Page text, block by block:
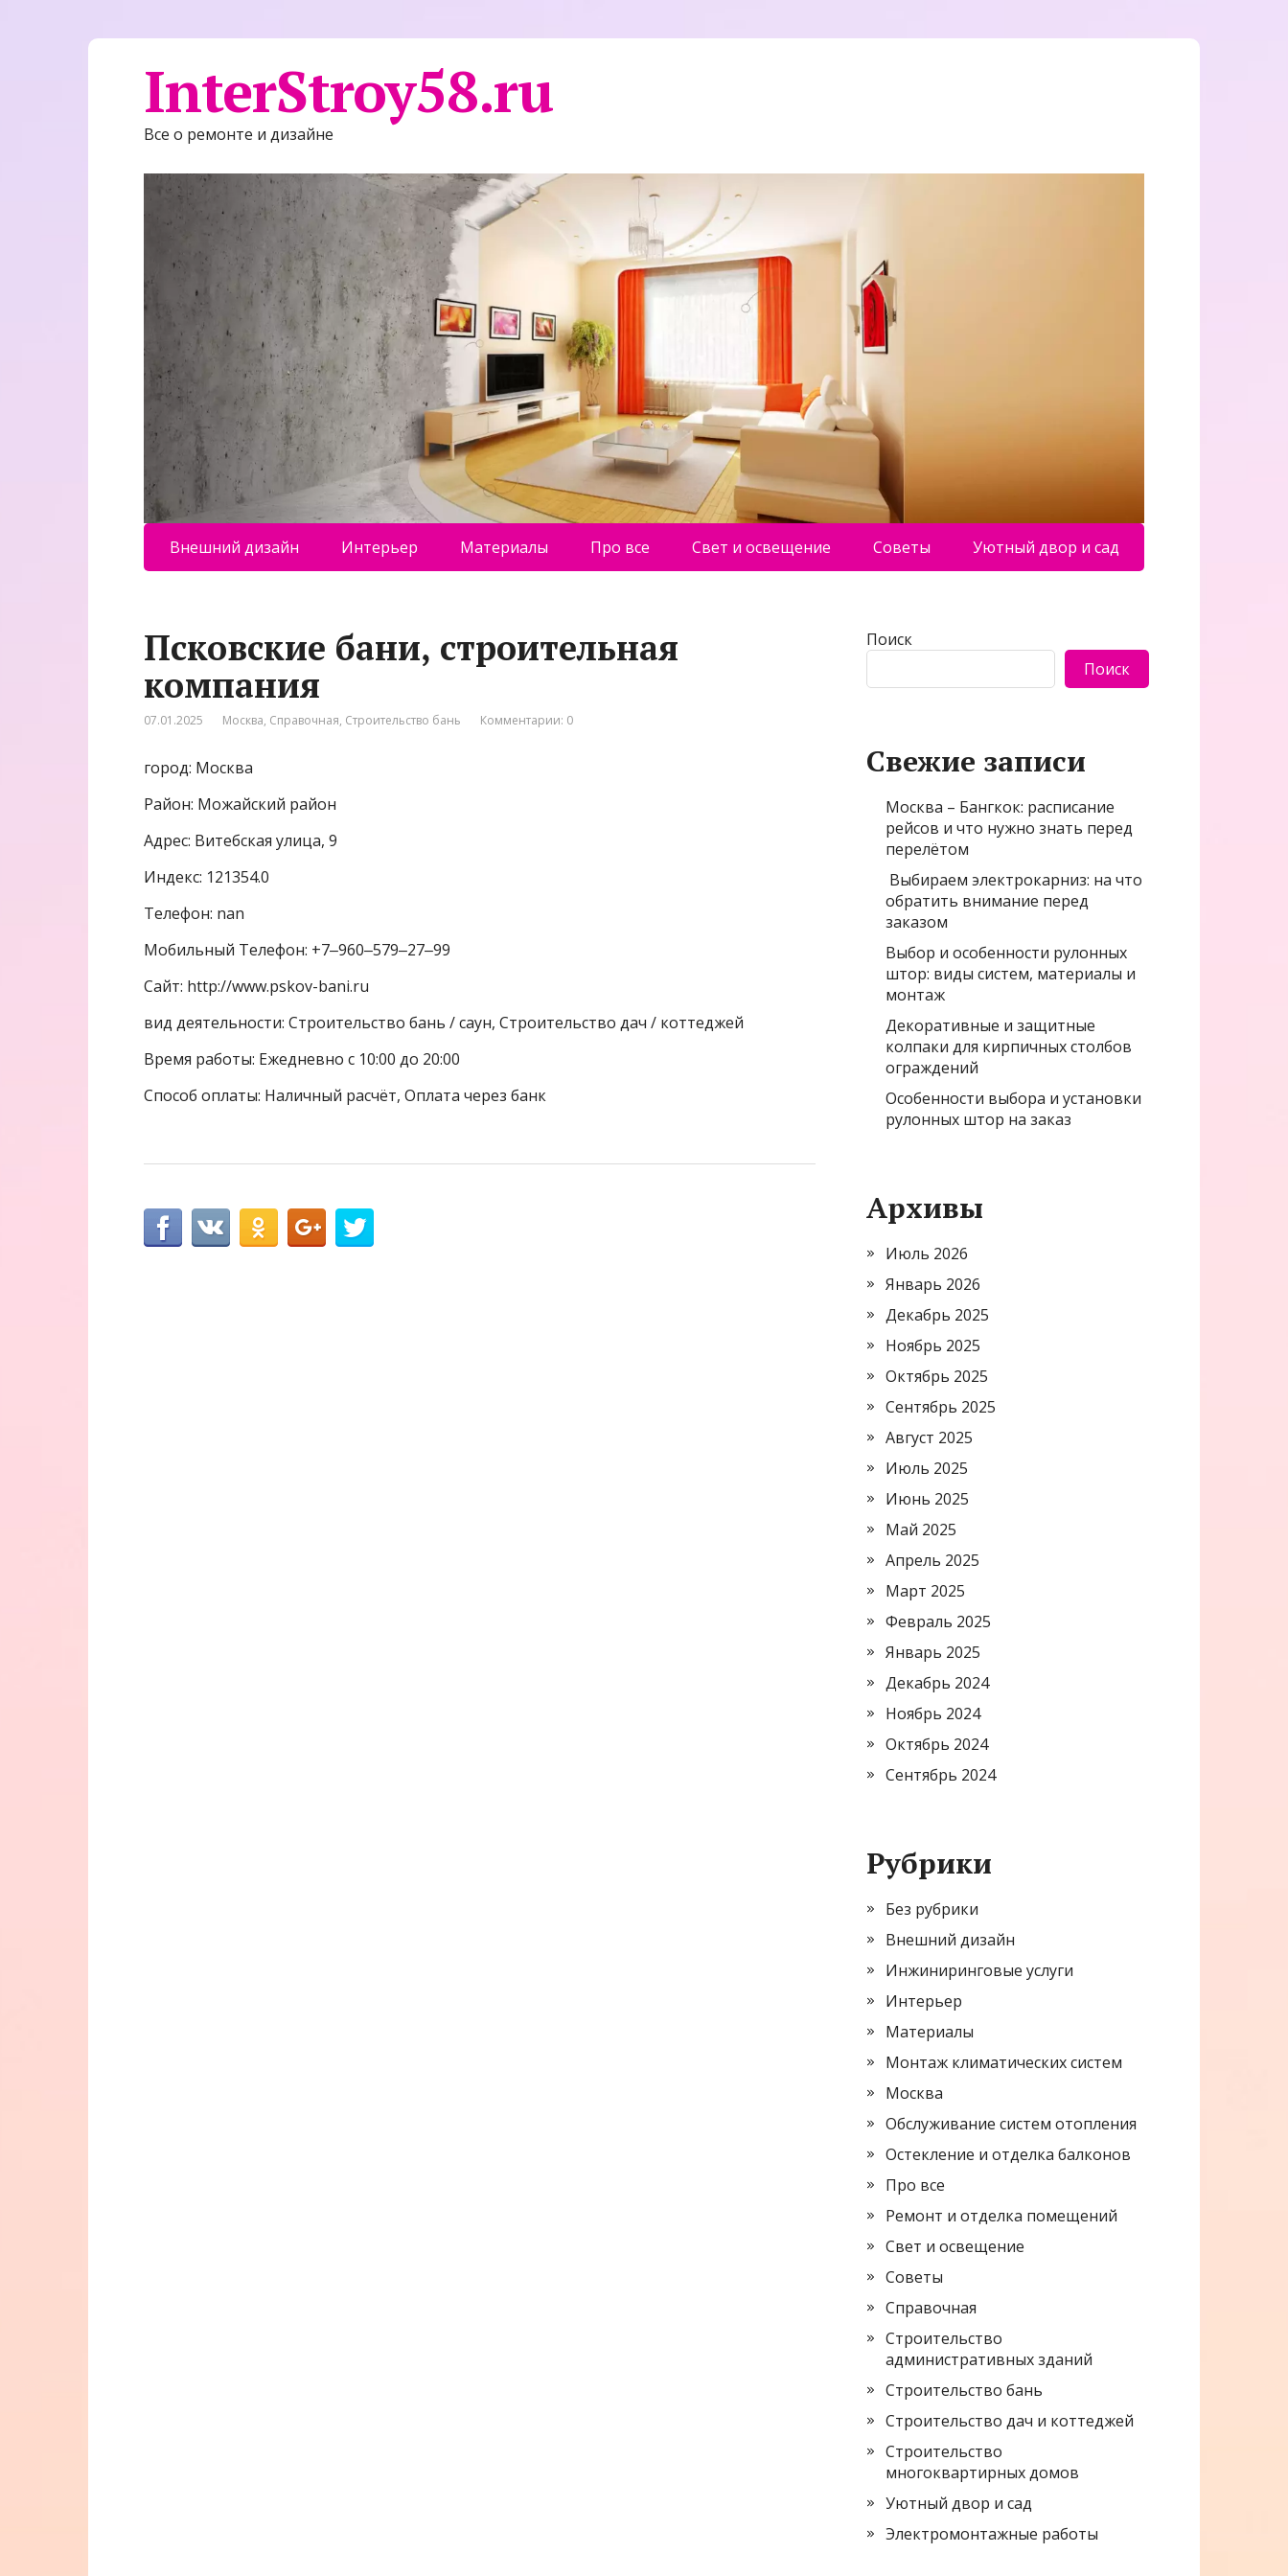
InterStroy58.ru
Все о ремонте и дизайне
Внешний дизайн Интерьер Материалы Про все Свет и освещение Советы Уютный двор и сад
Псковские бани, строительная
компания
07.01.2025 Москва, Справочная, Строительство бань Комментарии: 0
город: Москва
Район: Можайский район
Адрес: Витебская улица, 9
Индекс: 121354.0
Телефон: nan
Мобильный Телефон: +7‒960‒579‒27‒99
Сайт: http://www.pskov-bani.ru
вид деятельности: Строительство бань / саун, Строительство дач / коттеджей
Время работы: Ежедневно с 10:00 до 20:00
Способ оплаты: Наличный расчёт, Оплата через банк
Поиск
Поиск
Свежие записи
Москва – Бангкок: расписание
рейсов и что нужно знать перед
перелётом
Выбираем электрокарниз: на что
обратить внимание перед
заказом
Выбор и особенности рулонных
штор: виды систем, материалы и
монтаж
Декоративные и защитные
колпаки для кирпичных столбов
ограждений
Особенности выбора и установки
рулонных штор на заказ
Архивы
Июль 2026
Январь 2026
Декабрь 2025
Ноябрь 2025
Октябрь 2025
Сентябрь 2025
Август 2025
Июль 2025
Июнь 2025
Май 2025
Апрель 2025
Март 2025
Февраль 2025
Январь 2025
Декабрь 2024
Ноябрь 2024
Октябрь 2024
Сентябрь 2024
Рубрики
Без рубрики
Внешний дизайн
Инжиниринговые услуги
Интерьер
Материалы
Монтаж климатических систем
Москва
Обслуживание систем отопления
Остекление и отделка балконов
Про все
Ремонт и отделка помещений
Свет и освещение
Советы
Справочная
Строительство
административных зданий
Строительство бань
Строительство дач и коттеджей
Строительство
многоквартирных домов
Уютный двор и сад
Электромонтажные работы